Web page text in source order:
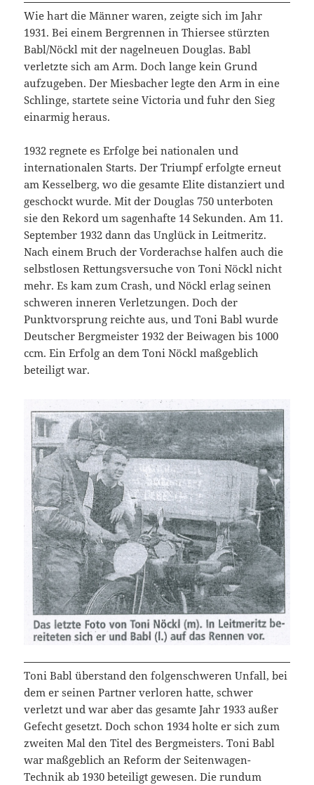
Wie hart die Männer waren, zeigte sich im Jahr
1931. Bei einem Bergrennen in Thiersee stürzten
Babl/Nöckl mit der nagelneuen Douglas. Babl
verletzte sich am Arm. Doch lange kein Grund
aufzugeben. Der Miesbacher legte den Arm in eine
Schlinge, startete seine Victoria und fuhr den Sieg
einarmig heraus.
1932 regnete es Erfolge bei nationalen und
internationalen Starts. Der Triumpf erfolgte erneut
am Kesselberg, wo die gesamte Elite distanziert und
geschockt wurde. Mit der Douglas 750 unterboten
sie den Rekord um sagenhafte 14 Sekunden. Am 11.
September 1932 dann das Unglück in Leitmeritz.
Nach einem Bruch der Vorderachse halfen auch die
selbstlosen Rettungsversuche von Toni Nöckl nicht
mehr. Es kam zum Crash, und Nöckl erlag seinen
schweren inneren Verletzungen. Doch der
Punktvorsprung reichte aus, und Toni Babl wurde
Deutscher Bergmeister 1932 der Beiwagen bis 1000
ccm. Ein Erfolg an dem Toni Nöckl maßgeblich
beteiligt war.
Toni Babl überstand den folgenschweren Unfall, bei
dem er seinen Partner verloren hatte, schwer
verletzt und war aber das gesamte Jahr 1933 außer
Gefecht gesetzt. Doch schon 1934 holte er sich zum
zweiten Mal den Titel des Bergmeisters. Toni Babl
war maßgeblich an Reform der Seitenwagen-
Technik ab 1930 beteiligt gewesen. Die rundum